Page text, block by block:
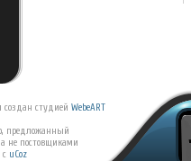
студией WebeART
предложанный
не постовщиками
с uCoz